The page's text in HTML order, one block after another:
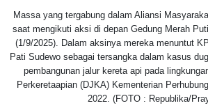
Massa yang tergabung dalam Aliansi
saat mengikuti aksi di depan Gedung Merah
(1/9/2025). Dalam aksinya mereka menuntut
Pati Sudewo sebagai tersangka dalam kasus
pembangunan jalur kereta api pada
Perkeretaapian (DJKA) Kementerian
2022. (FOTO : Republika/